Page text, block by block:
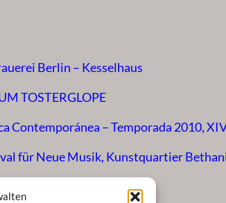
Berlin – Kesselhaus
TOSTERGLOPE
Contemporánea – Temporada 2010,
für Neue Musik, Kunstquartier